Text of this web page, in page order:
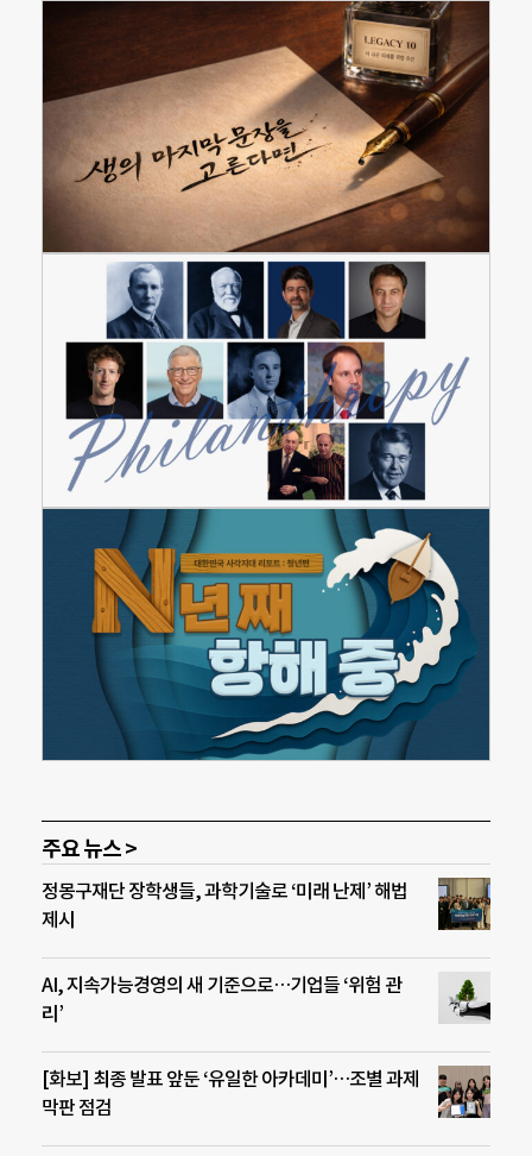
주요 뉴스 >
정몽구재단 장학생들, 과학기술로 ‘미래 난제’ 해법
제시
AI, 지속가능경영의 새 기준으로…기업들 ‘위험 관
리’
[화보] 최종 발표 앞둔 ‘유일한 아카데미’…조별 과제
막판 점검